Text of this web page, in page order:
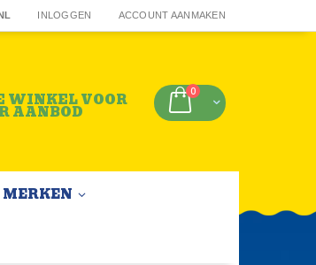
INLOGGEN ACCOUNT AANMAKEN
Winkelwagen
0producten
WINKEL VOOR
AANBOD
MERKEN